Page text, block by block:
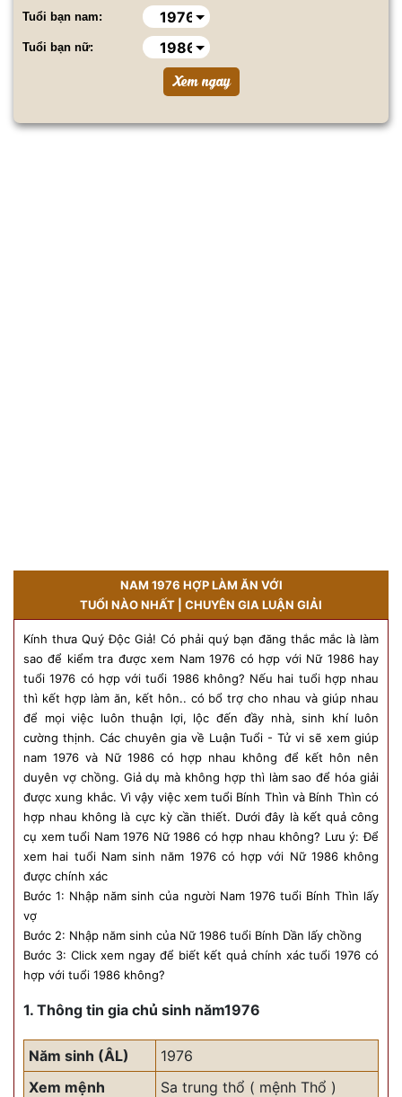
Tuổi bạn nam:
Tuổi bạn nữ:
NAM 1976 HỢP LÀM ĂN VỚI
TUỔI NÀO NHẤT | CHUYÊN GIA LUẬN GIẢI
Kính thưa Quý Độc Giả! Có phải quý bạn đăng thắc mắc là làm
sao để kiểm tra được xem Nam 1976 có hợp với Nữ 1986 hay
tuổi 1976 có hợp với tuổi 1986 không? Nếu hai tuổi hợp nhau
thì kết hợp làm ăn, kết hôn.. có bổ trợ cho nhau và giúp nhau
để mọi việc luôn thuận lợi, lộc đến đầy nhà, sinh khí luôn
cường thịnh. Các chuyên gia về Luận Tuổi - Tử vi sẽ xem giúp
nam 1976 và Nữ 1986 có hợp nhau không để kết hôn nên
duyên vợ chồng. Giả dụ mà không hợp thì làm sao để hóa giải
được xung khắc. Vì vậy việc xem tuổi Bính Thìn và Bính Thìn có
hợp nhau không là cực kỳ cần thiết. Dưới đây là kết quả công
cụ xem tuổi Nam 1976 Nữ 1986 có hợp nhau không? Lưu ý: Để
xem hai tuổi Nam sinh năm 1976 có hợp với Nữ 1986 không
được chính xác
Bước 1: Nhập năm sinh của người Nam 1976 tuổi Bính Thìn lấy
vợ
Bước 2: Nhập năm sinh của Nữ 1986 tuổi Bính Dần lấy chồng
Bước 3: Click xem ngay để biết kết quả chính xác tuổi 1976 có
hợp với tuổi 1986 không?
1. Thông tin gia chủ sinh năm1976
Năm sinh (ÂL)
1976
Xem mệnh
Sa trung thổ ( mệnh Thổ )